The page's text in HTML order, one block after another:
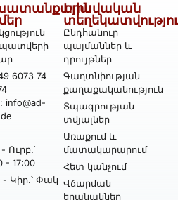
6073 74
info@ad-
Ուրբ․՝
- 17:00
- Կիր․՝ Փակ
Իրավական
Ընդհանուր
պայմաններ և
դրույթներ
Գաղտնիության
քաղաքականություն
Տպագրության
տվյալներ
Առաքում և
մատակարարում
Հետ կանչում
Վճարման
եղանակներ